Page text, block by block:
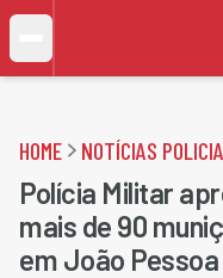
HOME NOTÍCIAS
Polícia Militar
mais de 90
em João Pessoa